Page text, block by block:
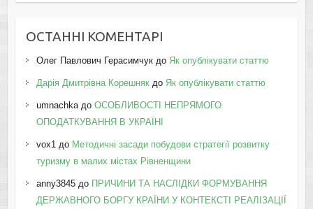
ОСТАННІ КОМЕНТАРІ
Олег Павлович Герасимчукдо Як опублікувати статтю
Дарія Дмитрівна Корешнякдо Як опублікувати статтю
umnachkaдо ОСОБЛИВОСТІ НЕПРЯМОГО
ОПОДАТКУВАННЯ В УКРАЇНІ
vox1до Методичні засади побудови стратегії розвитку
туризму в малих містах Рівненщини
anny3845до ПРИЧИНИ ТА НАСЛІДКИ ФОРМУВАННЯ
ДЕРЖАВНОГО БОРГУ КРАЇНИ У КОНТЕКСТІ РЕАЛІЗАЦІЇ